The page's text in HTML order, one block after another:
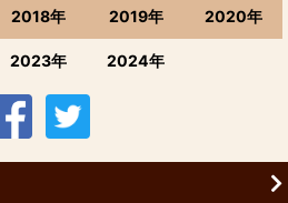
2018年 2019年 2020年
2023年 2024年